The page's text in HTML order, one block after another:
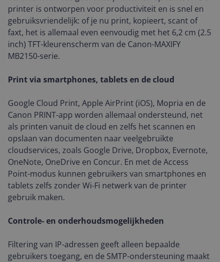
printer is ontworpen voor productiviteit en is snel en
gebruiksvriendelijk: of je nu print, kopieert, scant of
faxt, het is allemaal even eenvoudig met het 6,2 cm (2.5
inch) TFT-kleurenscherm van de Canon-MAXIFY
MB2150-serie.
Print via smartphones, tablets en de cloud
Google Cloud Print, Apple AirPrint (iOS), Mopria en de
Canon PRINT-app worden allemaal ondersteund, net
als printen vanuit de cloud en zelfs het scannen en
opslaan van documenten naar veelgebruikte
cloudservices, zoals Google Drive, Dropbox, Evernote,
OneNote, OneDrive en Concur. En met de Access
Point-modus kunnen gebruikers van smartphones en
tablets zelfs zonder Wi-Fi netwerk van de printer
gebruik maken.
Controle- en onderhoudsmogelijkheden
Filtering van IP-adressen geeft alleen bepaalde
gebruikers toegang, en de SMTP-ondersteuning maakt